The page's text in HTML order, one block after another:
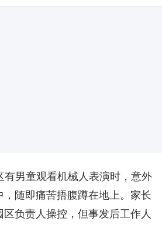
有男童观看机械人表演时，意外
随即痛苦捂腹蹲在地上。家长
负责人操控，但事发后工作人